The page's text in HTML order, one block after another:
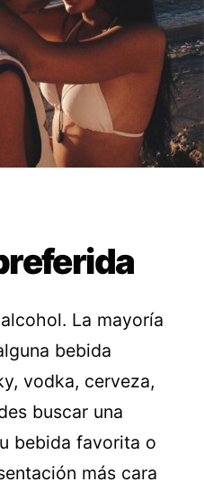
La mayoría
bebida
vodka, cerveza,
buscar una
bebida favorita o
más cara